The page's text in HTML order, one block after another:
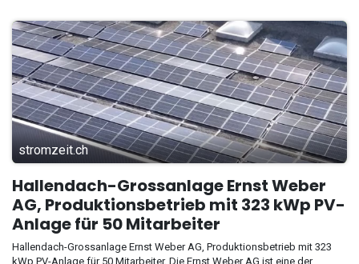
stromzeit.ch
Hallendach-Grossanlage Ernst Weber
AG, Produktionsbetrieb mit 323 kWp PV-
Anlage für 50 Mitarbeiter
Hallendach-Grossanlage Ernst Weber AG, Produktionsbetrieb mit 323
kWp PV-Anlage für 50 Mitarbeiter. Die Ernst Weber AG ist eine der